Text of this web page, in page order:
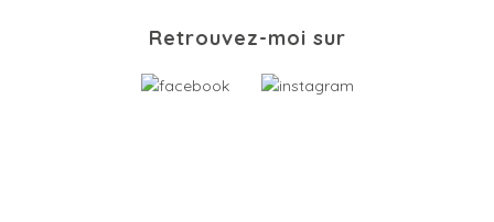
Retrouvez-moi sur